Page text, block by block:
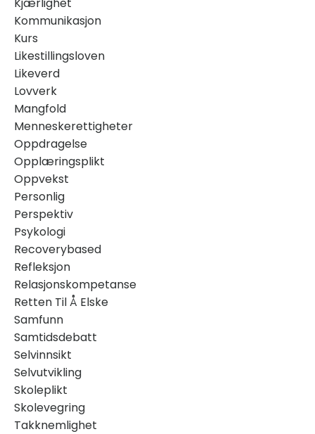
Kommunikasjon
Kurs
Likestillingsloven
Likeverd
Lovverk
Mangfold
Menneskerettigheter
Oppdragelse
Opplæringsplikt
Oppvekst
Personlig
Perspektiv
Psykologi
Recoverybased
Refleksjon
Relasjonskompetanse
Retten Til Å Elske
Samfunn
Samtidsdebatt
Selvinnsikt
Selvutvikling
Skoleplikt
Skolevegring
Takknemlighet